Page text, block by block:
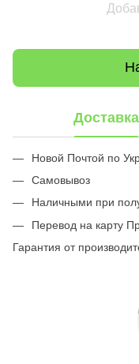
Доставка
Новой Почтой по
Самовывоз
Наличными при
Перевод на карту
Гарантия от